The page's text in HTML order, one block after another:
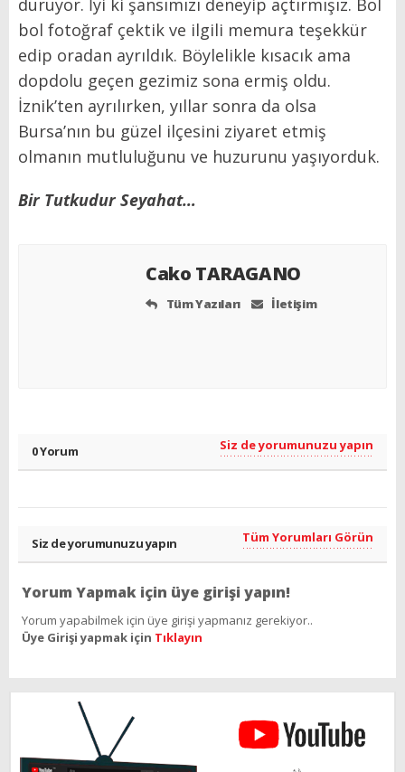
duruyor. İyi ki şansımızı deneyip açtırmışız. Bol
bol fotoğraf çektik ve ilgili memura teşekkür
edip oradan ayrıldık. Böylelikle kısacık ama
dopdolu geçen gezimiz sona ermiş oldu.
İznik’ten ayrılırken, yıllar sonra da olsa
Bursa’nın bu güzel ilçesini ziyaret etmiş
olmanın mutluluğunu ve huzurunu yaşıyorduk.
Bir Tutkudur Seyahat…
Cako TARAGANO
Tüm Yazıları İletişim
0 Yorum Siz de yorumunuzu yapın
Siz de yorumunuzu yapın Tüm Yorumları Görün
Yorum Yapmak için üye girişi yapın!
Yorum yapabilmek için üye girişi yapmanız gerekiyor..
Üye Girişi yapmak için Tıklayın